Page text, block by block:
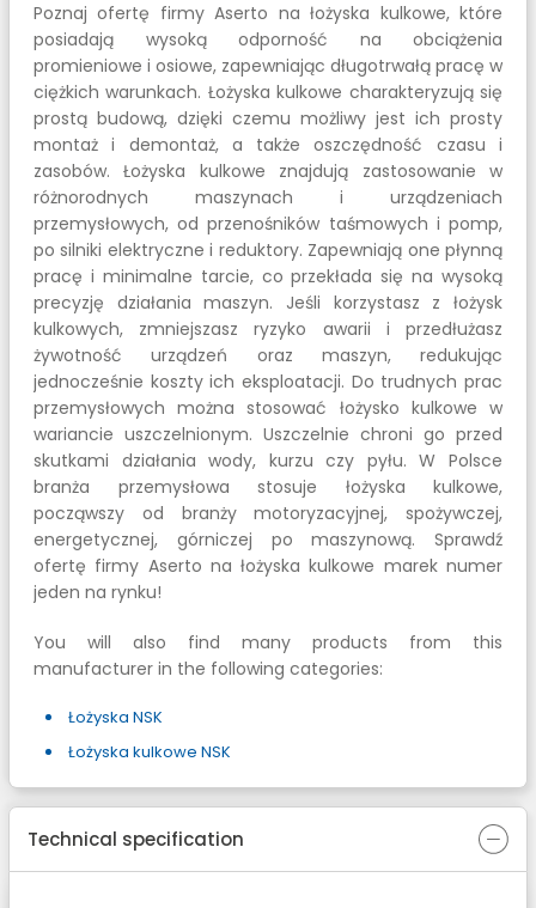
Poznaj ofertę firmy Aserto na łożyska kulkowe, które
posiadają wysoką odporność na obciążenia
promieniowe i osiowe, zapewniając długotrwałą pracę w
ciężkich warunkach. Łożyska kulkowe charakteryzują się
prostą budową, dzięki czemu możliwy jest ich prosty
montaż i demontaż, a także oszczędność czasu i
zasobów. Łożyska kulkowe znajdują zastosowanie w
różnorodnych maszynach i urządzeniach
przemysłowych, od przenośników taśmowych i pomp,
po silniki elektryczne i reduktory. Zapewniają one płynną
pracę i minimalne tarcie, co przekłada się na wysoką
precyzję działania maszyn. Jeśli korzystasz z łożysk
kulkowych, zmniejszasz ryzyko awarii i przedłużasz
żywotność urządzeń oraz maszyn, redukując
jednocześnie koszty ich eksploatacji. Do trudnych prac
przemysłowych można stosować łożysko kulkowe w
wariancie uszczelnionym. Uszczelnie chroni go przed
skutkami działania wody, kurzu czy pyłu. W Polsce
branża przemysłowa stosuje łożyska kulkowe,
począwszy od branży motoryzacyjnej, spożywczej,
energetycznej, górniczej po maszynową. Sprawdź
ofertę firmy Aserto na łożyska kulkowe marek numer
jeden na rynku!
You will also find many products from this
manufacturer in the following categories:
Łożyska NSK
Łożyska kulkowe NSK
Technical specification